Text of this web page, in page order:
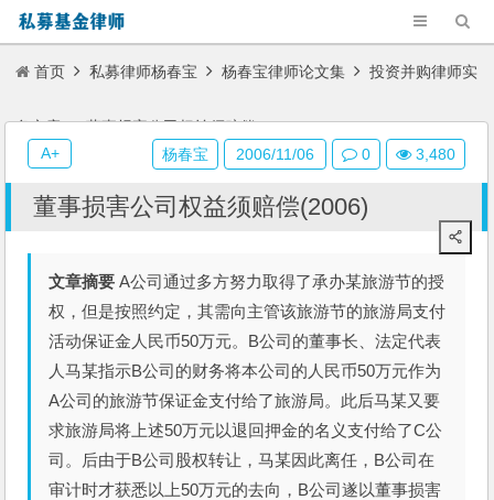
首页 私募律师杨春宝 杨春宝律师论文集 投资并购律师实
务文章 董事损害公司权益须赔偿(2006)
董事损害公司权益须赔偿(2006)
文章摘要 A公司通过多方努力取得了承办某旅游节的授
权，但是按照约定，其需向主管该旅游节的旅游局支付
活动保证金人民币50万元。B公司的董事长、法定代表
人马某指示B公司的财务将本公司的人民币50万元作为
A公司的旅游节保证金支付给了旅游局。此后马某又要
求旅游局将上述50万元以退回押金的名义支付给了C公
司。后由于B公司股权转让，马某因此离任，B公司在
审计时才获悉以上50万元的去向，B公司遂以董事损害
杨春宝 2006/11/06 0 3,480
A+